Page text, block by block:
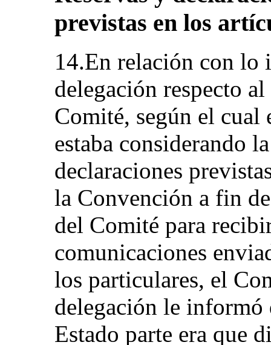
previstas en los
14.En relación con lo
delegación respecto
Comité, según el cual
estaba considerando
declaraciones
la Convención a fin
del Comité para
comunicaciones
los particulares, el
delegación le informó
Estado parte era que